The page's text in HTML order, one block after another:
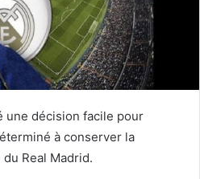
une décision facile pour
à conserver la
Real Madrid.